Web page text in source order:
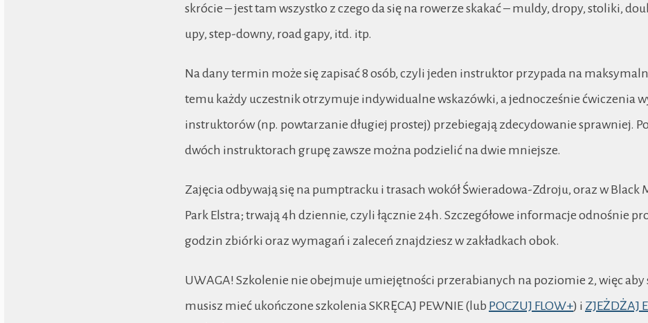
skrócie – jest tam wszystko z czego da się na rowerze skakać – muldy, dropy, stoliki,
upy, step-downy, road gapy, itd. itp.
Na dany termin może się zapisać 8 osób, czyli jeden instruktor przypada na
temu każdy uczestnik otrzymuje indywidualne wskazówki, a jednocześnie ćwiczenia
instruktorów (np. powtarzanie długiej prostej) przebiegają zdecydowanie sprawniej.
dwóch instruktorach grupę zawsze można podzielić na dwie mniejsze.
Zajęcia odbywają się na pumptracku i trasach wokół Świeradowa-Zdroju, oraz w Black
Park Elstra; trwają 4h dziennie, czyli łącznie 24h. Szczegółowe informacje odnośnie
godzin zbiórki oraz wymagań i zaleceń znajdziesz w zakładkach obok.
UWAGA! Szkolenie nie obejmuje umiejętności przerabianych na poziomie 2, więc aby
musisz mieć ukończone szkolenia SKRĘCAJ PEWNIE (lub POCZUJ FLOW+) i ZJEŻDŻAJ